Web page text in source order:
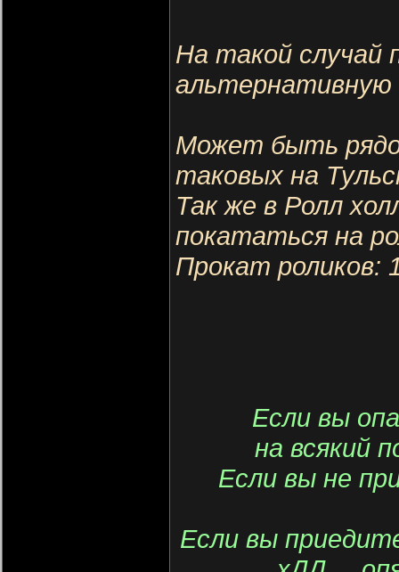
На такой случай
альтернативную
Может быть
таковых на
Так же в Ролл
покататься на
Прокат роликов:
Если вы
на всякий
Если вы не
Если вы